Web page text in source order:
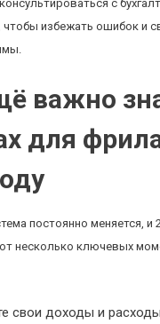
с
чтобы избежать ошибок и
важно
для
постоянно меняется, и
несколько ключевых
свои доходы и